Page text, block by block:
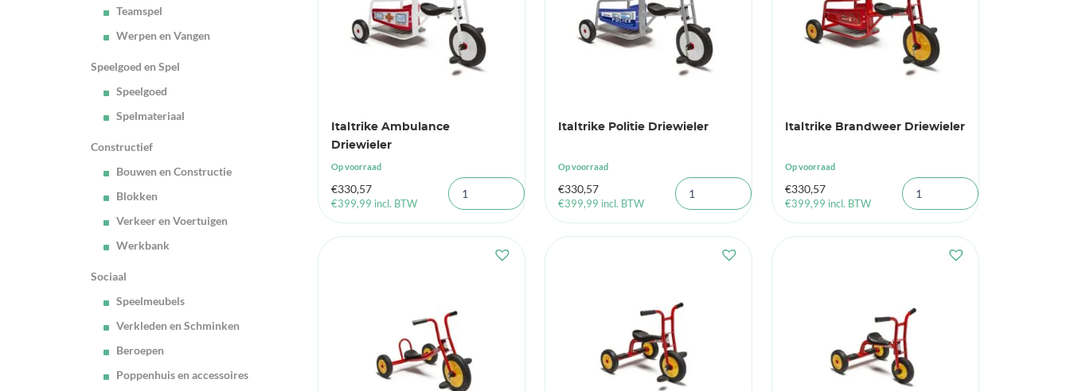
Teamspel
Werpen en Vangen
Speelgoed en Spel
Speelgoed
Spelmateriaal
Constructief
Bouwen en Constructie
Blokken
Verkeer en Voertuigen
Werkbank
Sociaal
Speelmeubels
Verkleden en Schminken
Beroepen
Poppenhuis en accessoires
Italtrike Ambulance
Driewieler
Op voorraad
€330,57
€399,99 incl. BTW
Italtrike Politie Driewieler
Op voorraad
€330,57
€399,99 incl. BTW
Italtrike Brandweer Driewieler
Op voorraad
€330,57
€399,99 incl. BTW